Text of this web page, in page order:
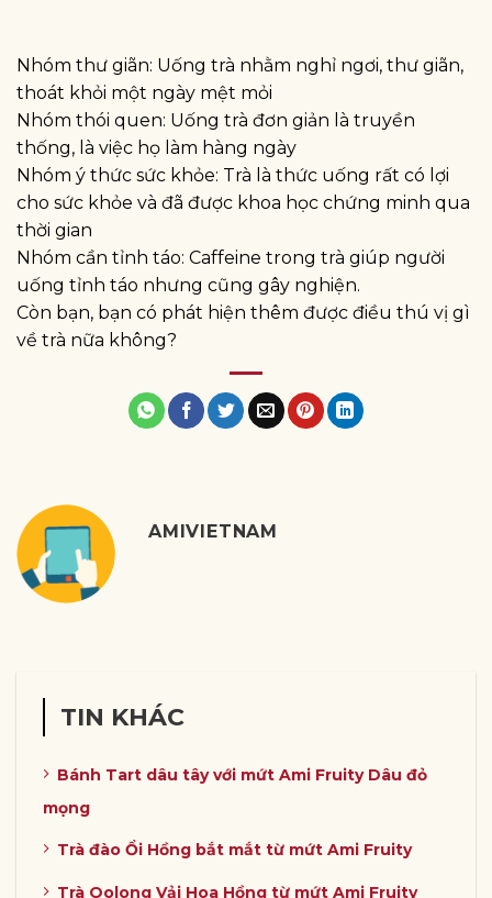
Nhóm thư giãn: Uống trà nhằm nghỉ ngơi, thư giãn,
thoát khỏi một ngày mệt mỏi
Nhóm thói quen: Uống trà đơn giản là truyền
thống, là việc họ làm hàng ngày
Nhóm ý thức sức khỏe: Trà là thức uống rất có lợi
cho sức khỏe và đã được khoa học chứng minh qua
thời gian
Nhóm cần tỉnh táo: Caffeine trong trà giúp người
uống tỉnh táo nhưng cũng gây nghiện.
Còn bạn, bạn có phát hiện thêm được điều thú vị gì
về trà nữa không?
AMIVIETNAM
TIN KHÁC
Bánh Tart dâu tây với mứt Ami Fruity Dâu đỏ
mọng
Trà đào Ổi Hồng bắt mắt từ mứt Ami Fruity
Trà Oolong Vải Hoa Hồng từ mứt Ami Fruity